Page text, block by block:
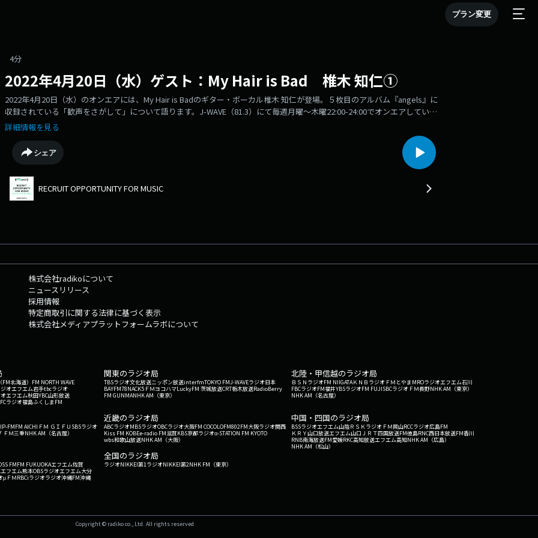
プラン変更
4分
2022年4月20日（水）ゲスト：My Hair is Bad 椎木 知仁①
2022年4月20日（水）のオンエアには、My Hair is Badのギター・ボーカル椎木 知仁が登場。５枚目のアルバム『angels』に
収録されている「歓声をさがして」について語ります。J-WAVE（81.3）にて毎週月曜～木曜22:00-24:00でオンエアしている
ワイドプログラム『SONARMUSIC』にて、毎日22:41-22:46にてオンエア中。音楽との「まだ、ここにない、出会い。」 をお
届けしている、『RECRUIT OPPORTUNITY FOR MUSIC』の放送アーカイブ。
詳細情報を見る
シェア
RECRUIT OPPORTUNITY FOR MUSIC
株式会社radikoについて
ニュースリリース
採用情報
特定商取引に関する法律に基づく表示
株式会社メディアプラットフォームラボについて
北海道） FM NORTH WAVE
オエフエム岩手tbcラジオ
エフエム秋田YBC山形放送
ラジオ福島ふくしまFM
関東のラジオ局
TBSラジオ文化放送ニッポン放送interfmTOKYO FMJ-WAVEラジオ日本
BAYFM78NACK5 ＦＭヨコハマLuckyFM 茨城放送CRT栃木放送RadioBerry
FM GUNMANHK AM（東京）
北陸・甲信越のラジオ局
ＢＳＮラジオFM NIIGATAＫＮＢラジオ ＦＭとやまMROラジオエフエム石川
FBCラジオFM福井YBSラジオFM FUJISBCラジオ ＦＭ長野NHK AM（東京）
NHK AM（名古屋）
FMFM AICHI ＦＭ ＧＩＦＵ SBSラジオ
ＦＭ三重NHK AM（名古屋）
近畿のラジオ局
ABCラジオMBSラジオOBCラジオ大阪FM COCOLOFM802FM大阪ラジオ関西
Kiss FM KOBEe-radio FM滋賀KBS京都ラジオα-STATION FM KYOTO
wbs和歌山放送NHK AM（大阪）
中国・四国のラジオ局
BSSラジオエフエム山陰ＲＳＫラジオ ＦＭ岡山RCCラジオ広島FM
ＫＲＹ山口放送エフエム山口 ＪＲＴ四国放送FM徳島RNC西日本放送FM香川
RNB南海放送FM愛媛RKC高知放送エフエム高知NHK AM（広島）
NHK AM（松山）
FMFM FUKUOKAエフエム佐賀
フエム熊本OBSラジオエフエム大分
μＦＭRBCiラジオラジオ沖縄FM沖縄
全国のラジオ局
ラジオNIKKEI第1ラジオNIKKEI第2NHK FM（東京）
Copyright © radiko co., Ltd. All rights reserved